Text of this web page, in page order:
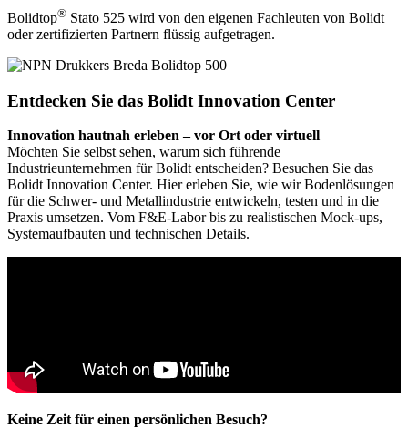
Bolidtop® Stato 525 wird von den eigenen Fachleuten von Bolidt
oder zertifizierten Partnern flüssig aufgetragen.
Entdecken Sie das Bolidt Innovation Center
Innovation hautnah erleben – vor Ort oder virtuell
Möchten Sie selbst sehen, warum sich führende
Industrieunternehmen für Bolidt entscheiden? Besuchen Sie das
Bolidt Innovation Center. Hier erleben Sie, wie wir Bodenlösungen
für die Schwer- und Metallindustrie entwickeln, testen und in die
Praxis umsetzen. Vom F&E-Labor bis zu realistischen Mock-ups,
Systemaufbauten und technischen Details.
Keine Zeit für einen persönlichen Besuch?